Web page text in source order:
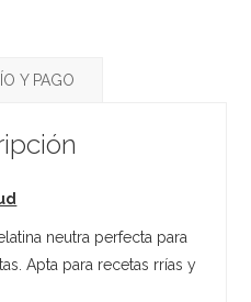
Y PAGO
neutra perfecta para
Apta para recetas rrías y